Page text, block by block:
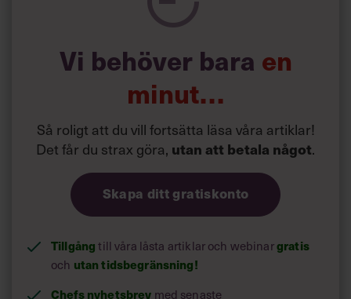
Vi behöver bara en
minut…
Så roligt att du vill fortsätta läsa våra artiklar!
Det får du strax göra, utan att betala något.
Skapa ditt gratiskonto
Tillgångtill våra låsta artiklar och webinargratis
och utan tidsbegränsning!
Chefs nyhetsbrev med senaste